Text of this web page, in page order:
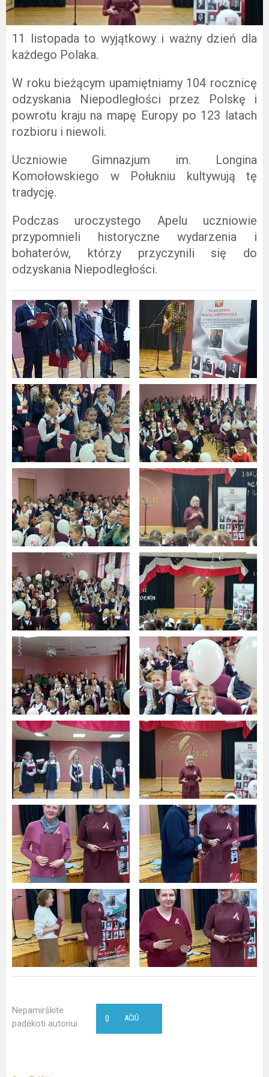
11 listopada to wyjątkowy i ważny dzień dla
każdego Polaka.
W roku bieżącym upamiętniamy 104 rocznicę
odzyskania Niepodległości przez Polskę i
powrotu kraju na mapę Europy po 123 latach
rozbioru i niewoli.
Uczniowie Gimnazjum im. Longina
Komołowskiego w Połukniu kultywują tę
tradycję.
Podczas uroczystego Apelu uczniowie
przypomnieli historyczne wydarzenia i
bohaterów, którzy przyczynili się do
odzyskania Niepodległości.
Nepamirškite
padėkoti autoriui
AČIŪ
0